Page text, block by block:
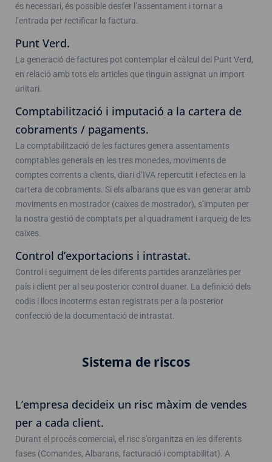
és necessari, és possible desfer l’assentament i tornar a
l’entrada per rectificar la factura.
Punt Verd.
La generació de factures pot contemplar el càlcul del Punt Verd,
en relació amb tots els articles que tinguin assignat un import
unitari.
Comptabilització i imputació a la cartera de
cobraments / pagaments.
La comptabilització de les factures genera assentaments
comptables generals en les tres monedes, moviments de
comptes corrents a clients, diari d’IVA repercutit i efectes en la
cartera de cobraments. Si els albarans que es van generar amb
moviments en mostrador (caixes de mostrador), s’imputen per
la nostra gestió de comptats per al quadrament i arqueig de les
caixes.
Control d’exportacions i intrastat.
Control i seguiment de les diferents partides aranzelàries per
país i client per al seu posterior control duaner. La definició dels
codis i llocs incoterms estan registrats per a la posterior
confecció de la documentació de intrastat.
Sistema de riscos
L’empresa decideix un risc màxim de vendes
per a cada client.
Durant el procés comercial, el risc s’organitza en les diferents
fases (Comandes, Albarans, facturació i comptabilitat). A